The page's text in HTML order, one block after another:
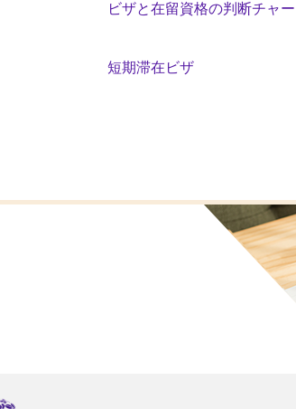
ビザと在留資格の判断チャ
短期滞在ビザ